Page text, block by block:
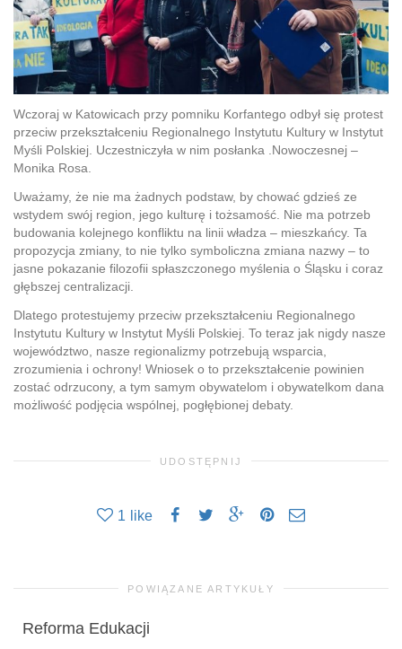
Wczoraj w Katowicach przy pomniku Korfantego odbył się protest
przeciw przekształceniu Regionalnego Instytutu Kultury w Instytut
Myśli Polskiej. Uczestniczyła w nim posłanka .Nowoczesnej –
Monika Rosa.
Uważamy, że nie ma żadnych podstaw, by chować gdzieś ze
wstydem swój region, jego kulturę i tożsamość. Nie ma potrzeb
budowania kolejnego konfliktu na linii władza – mieszkańcy. Ta
propozycja zmiany, to nie tylko symboliczna zmiana nazwy – to
jasne pokazanie filozofii spłaszczonego myślenia o Śląsku i coraz
głębszej centralizacji.
Dlatego protestujemy przeciw przekształceniu Regionalnego
Instytutu Kultury w Instytut Myśli Polskiej. To teraz jak nigdy nasze
województwo, nasze regionalizmy potrzebują wsparcia,
zrozumienia i ochrony! Wniosek o to przekształcenie powinien
zostać odrzucony, a tym samym obywatelom i obywatelkom dana
możliwość podjęcia wspólnej, pogłębionej debaty.
UDOSTĘPNIJ
1 like
POWIĄZANE ARTYKUŁY
Reforma Edukacji